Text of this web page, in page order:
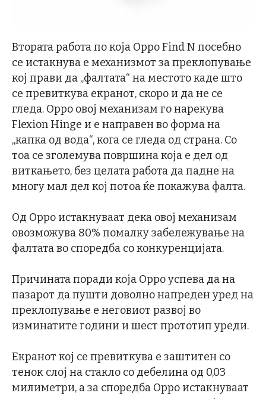
Втората работа по која Oppo Find N посебно
се истакнува е механизмот за преклопување
кој прави да „фалтата“ на местото каде што
се превиткува екранот, скоро и да не се
гледа. Oppo овој механизам го нарекува
Flexion Hinge и е направен во форма на
„капка од вода“, кога се гледа од страна. Со
тоа се зголемува површина која е дел од
виткањето, без целата работа да падне на
многу мал дел кој потоа ќе покажува фалта.
Од Oppo истакнуваат дека овој механизам
овозможува 80% помалку забележување на
фалтата во споредба со конкуренцијата.
Причината поради која Oppo успева да на
пазарот да пушти доволно напреден уред на
преклопување е неговиот развој во
изминатите години и шест прототип уреди.
Екранот кој се превиткува е заштитен со
тенок слој на стакло со дебелина од 0,03
милиметри, а за споредба Oppo истакнуваат